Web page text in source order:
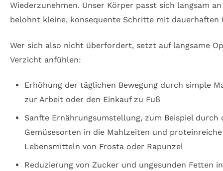
Wiederzunehmen. Unser Körper passt sich langsam
belohnt kleine, konsequente Schritte mit dauerhaften
Wer sich also nicht überfordert, setzt auf langsame
Verzicht anfühlen:
Erhöhung der täglichen Bewegung durch simple
zur Arbeit oder den Einkauf zu Fuß
Sanfte Ernährungsumstellung, zum Beispiel durch
Gemüsesorten in die Mahlzeiten und
Lebensmitteln von Frosta oder Rapunzel
Reduzierung von Zucker und ungesunden Fetten